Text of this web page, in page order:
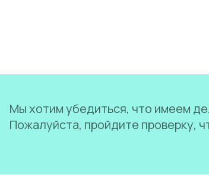
Мы хотим убедиться, что имеем
Пожалуйста, пройдите проверку,